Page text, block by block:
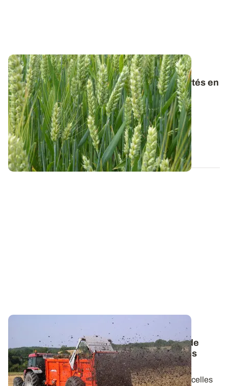
PROJET TERMINÉ
Teneurs en phosphore des organes exportés en
AB : des différences notables avec les
références conventionnelles ?
Dans le cadre du projet PhosphoBio, de nouvelles
références sont acquises sur les teneurs...
23 MAI 2023
Observatoire PhosphoBio : les pratiques de
gestion de la fertilité mises en place par les
agriculteurs
Les pratiques culturales mises en œuvre sur les parcelles